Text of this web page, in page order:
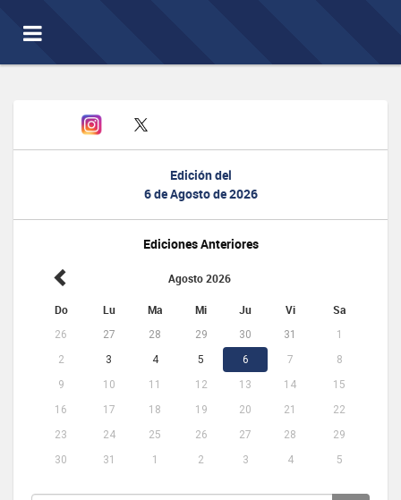
Toggle
navigation
Edición del
6 de Agosto de 2026
Ediciones Anteriores
Agosto 2026
Do Lu Ma Mi Ju Vi Sa
26 27 28 29 30 31
1
2
3 4 5 6 7
8
9
10 11 12 13 14
15
16
17 18 19 20 21
22
23
24 25 26 27 28
29
30
31 1 2 3 4 5